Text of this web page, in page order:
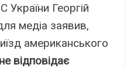
Георгій
медіа заявив,
американського
не відповідає